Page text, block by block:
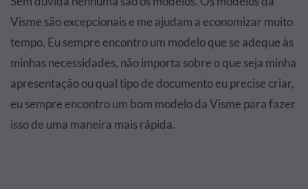
Visme são excepcionais e me ajudam a economizar muito
tempo. Eu sempre encontro um modelo que se adeque às
minhas necessidades, não importa sobre o que seja minha
apresentação ou qual tipo de documento eu precise criar,
eu sempre encontro um bom modelo da Visme para fazer
isso de uma maneira mais rápida.